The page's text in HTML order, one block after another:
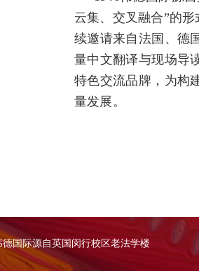
云集、交叉融合”的
续邀请来自法国、德
量中文翻译与现场导
特色交流品牌，为构
量发展。
国际源自英国闵行校区老法学楼